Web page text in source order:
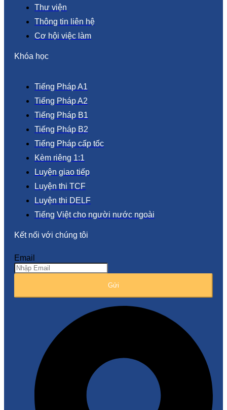
Thư viện
Thông tin liên hệ
Cơ hội việc làm
Khóa học
Tiếng Pháp A1
Tiếng Pháp A2
Tiếng Pháp B1
Tiếng Pháp B2
Tiếng Pháp cấp tốc
Kèm riêng 1:1
Luyện giao tiếp
Luyện thi TCF
Luyện thi DELF
Tiếng Việt cho người nước ngoài
Kết nối với chúng tôi
Email
Gửi